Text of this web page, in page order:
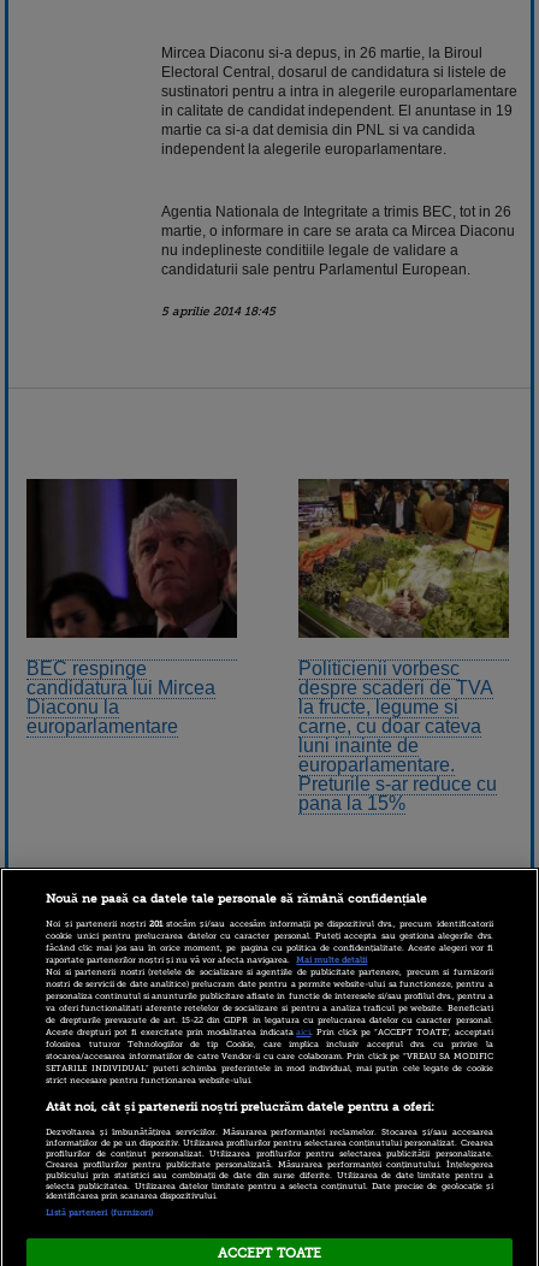
Mircea Diaconu si-a depus, in 26 martie, la Biroul
Electoral Central, dosarul de candidatura si listele de
sustinatori pentru a intra in alegerile europarlamentare
in calitate de candidat independent. El anuntase in 19
martie ca si-a dat demisia din PNL si va candida
independent la alegerile europarlamentare.
Agentia Nationala de Integritate a trimis BEC, tot in 26
martie, o informare in care se arata ca Mircea Diaconu
nu indeplineste conditiile legale de validare a
candidaturii sale pentru Parlamentul European.
5 aprilie 2014 18:45
BEC respinge
candidatura lui Mircea
Diaconu la
europarlamentare
Politicienii vorbesc
despre scaderi de TVA
la fructe, legume si
carne, cu doar cateva
luni inainte de
europarlamentare.
Preturile s-ar reduce cu
pana la 15%
Alegerile
avea loc pe 25 mai, iar
cele prezidentiale, pe 2
si 16 noiembrie
Nouă ne pasă ca datele tale personale să rămână confidențiale
Noi și partenerii noștri201stocăm și/sau accesăm informații pe dispozitivul dvs., precum identificatorii
cookie unici pentru prelucrarea datelor cu caracter personal. Puteți accepta sau gestiona alegerile dvs.
făcând clic mai jos sau în orice moment, pe pagina cu politica de confidențialitate. Aceste alegeri vor fi
raportate partenerilor noștri și nu vă vor afecta navigarea.
Mai multe detalii
Noi si partenerii nostri (retelele de socializare si agentiile de publicitate partenere, precum si furnizorii
nostri de servicii de date analitice) prelucram date pentru a permite website-ului sa functioneze, pentru a
personaliza continutul si anunturile publicitare afisate in functie de interesele si/sau profilul dvs., pentru a
va oferi functionalitati aferente retelelor de socializare si pentru a analiza traficul pe website. Beneficiati
de drepturile prevazute de art. 15-22 din GDPR in legatura cu prelucrarea datelor cu caracter personal.
Aceste drepturi pot fi exercitate prin modalitatea indicataaici. Prin click pe “ACCEPT TOATE”, acceptati
folosirea tuturor Tehnologiilor de tip Cookie, care implica inclusiv acceptul dvs. cu privire la
stocarea/accesarea informatiilor de catre Vendor-ii cu care colaboram. Prin click pe “VREAU SA MODIFIC
SETARILE INDIVIDUAL” puteti schimba preferintele in mod individual, mai putin cele legate de cookie
strict necesare pentru functionarea website-ului.
Atât noi, cât și partenerii noștri prelucrăm datele pentru a oferi:
Dezvoltarea și îmbunătățirea serviciilor. Măsurarea performanței reclamelor. Stocarea și/sau accesarea
informațiilor de pe un dispozitiv. Utilizarea profilurilor pentru selectarea conținutului personalizat. Crearea
profilurilor de conținut personalizat. Utilizarea profilurilor pentru selectarea publicității personalizate.
Crearea profilurilor pentru publicitate personalizată. Măsurarea performanței conținutului. Înțelegerea
publicului prin statistici sau combinații de date din surse diferite. Utilizarea de date limitate pentru a
selecta publicitatea. Utilizarea datelor limitate pentru a selecta conținutul. Date precise de geolocație și
identificarea prin scanarea dispozitivului.
Listă parteneri (furnizori)
ACCEPT TOATE